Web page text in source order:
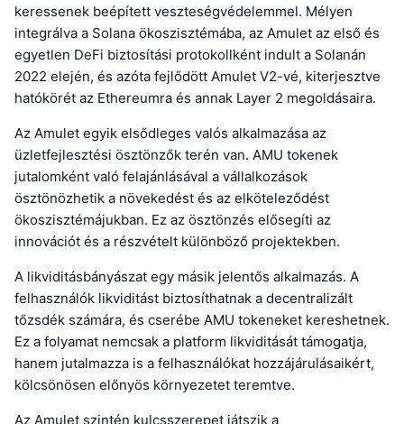
keressenek beépített veszteségvédelemmel. Mélyen
integrálva a Solana ökoszisztémába, az Amulet az első és
egyetlen DeFi biztosítási protokollként indult a Solanán
2022 elején, és azóta fejlődött Amulet V2-vé, kiterjesztve
hatókörét az Ethereumra és annak Layer 2 megoldásaira.
Az Amulet egyik elsődleges valós alkalmazása az
üzletfejlesztési ösztönzők terén van. AMU tokenek
jutalomként való felajánlásával a vállalkozások
ösztönözhetik a növekedést és az elköteleződést
ökoszisztémájukban. Ez az ösztönzés elősegíti az
innovációt és a részvételt különböző projektekben.
A likviditásbányászat egy másik jelentős alkalmazás. A
felhasználók likviditást biztosíthatnak a decentralizált
tőzsdék számára, és cserébe AMU tokeneket kereshetnek.
Ez a folyamat nemcsak a platform likviditását támogatja,
hanem jutalmazza is a felhasználókat hozzájárulásaikért,
kölcsönösen előnyös környezetet teremtve.
Az Amulet szintén kulcsszerepet játszik a